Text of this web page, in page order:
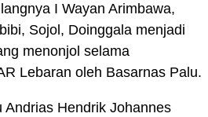
I Wayan Arimbawa,
Sojol, Doinggala menjadi
menonjol selama
Lebaran oleh Basarnas Palu.
Andrias Hendrik Johannes